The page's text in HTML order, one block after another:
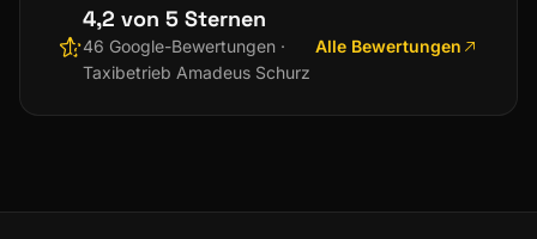
4,2 von 5 Sternen
46 Google-Bewertungen ·
Taxibetrieb Amadeus Schurz
Alle Bewertungen